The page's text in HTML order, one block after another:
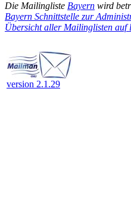
Die Mailingliste Bayern wird
Bayern Schnittstelle zur
Übersicht aller Mailinglisten auf
version 2.1.29